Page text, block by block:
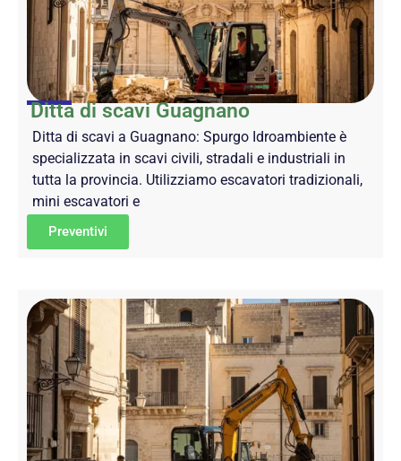
Ditta di scavi Guagnano
Ditta di scavi a Guagnano: Spurgo Idroambiente è
specializzata in scavi civili, stradali e industriali in
tutta la provincia. Utilizziamo escavatori tradizionali,
mini escavatori e
Preventivi